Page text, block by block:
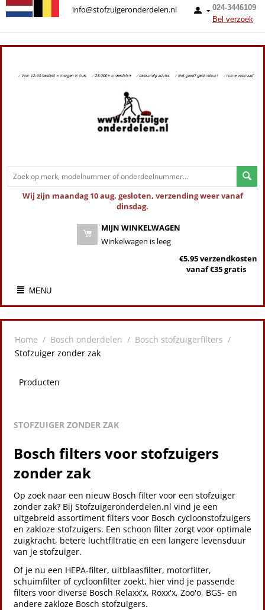
024-3446109
Bel verzoek
info@stofzuigeronderdelen.nl
Wij zijn maandag 10 aug. gesloten, verzending weer vanaf
dinsdag.
MIJN WINKELWAGEN
Winkelwagen is leeg
€5.95 verzendkosten
vanaf €35 gratis
MENU
Home / Bosch onderdelen / Bosch stofzuigerfilters /
Stofzuiger zonder zak
Producten
STOFZUIGER ZONDER ZAK
Bosch filters voor stofzuigers
zonder zak
Op zoek naar een nieuw Bosch filter voor een stofzuiger
zonder zak? Bij Stofzuigeronderdelen.nl vind je een
uitgebreid assortiment filters voor Bosch cycloonstofzuigers
en zakloze stofzuigers. Een schoon filter zorgt voor optimale
zuigkracht, betere luchtfiltratie en een langere levensduur
van je stofzuiger.
Of je nu een HEPA-filter, uitblaasfilter, motorfilter,
schuimfilter of cycloonfilter zoekt, hier vind je passende
filters voor diverse Bosch Relaxx'x, Roxx'x, Zoo'o, BGS- en
andere zakloze Bosch stofzuigers.